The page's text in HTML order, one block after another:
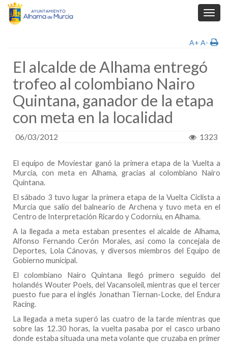
A+ A-
El alcalde de Alhama entregó
trofeo al colombiano Nairo
Quintana, ganador de la etapa
con meta en la localidad
06/03/2012 1323
El equipo de Moviestar ganó la primera etapa de la Vuelta a
Murcia, con meta en Alhama, gracias al colombiano Nairo
Quintana.
El sábado 3 tuvo lugar la primera etapa de la Vuelta Ciclista a
Murcia que salío del balneario de Archena y tuvo meta en el
Centro de Interpretación Ricardo y Codorniu, en Alhama.
A la llegada a meta estaban presentes el alcalde de Alhama,
Alfonso Fernando Cerón Morales, así como la concejala de
Deportes, Lola Cánovas, y diversos miembros del Equipo de
Gobierno municipal.
El colombiano Nairo Quintana llegó primero seguido del
holandés Wouter Poels, del Vacansoleil, mientras que el tercer
puesto fue para el inglés Jonathan Tiernan-Locke, del Endura
Racing.
La llegada a meta superó las cuatro de la tarde mientras que
sobre las 12.30 horas, la vuelta pasaba por el casco urbano
donde estaba situada una meta volante que cruzaba en primer